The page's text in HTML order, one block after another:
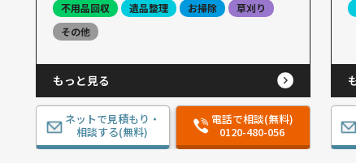
不用品回収
遺品整理 お掃除
草刈り
その他
もっと見る
ネットで見積もり・
相談する(無料)
電話で相談(無料)
0120-480-056